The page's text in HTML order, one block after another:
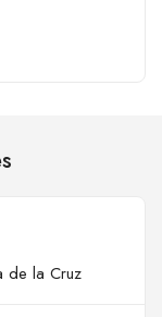
de la Cruz